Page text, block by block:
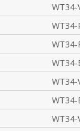
WT34-
WT34-
WT34-
WT34-
WT34-
WT34-
WT34-